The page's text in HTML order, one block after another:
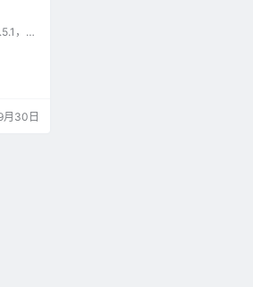
，主
付费
月30日